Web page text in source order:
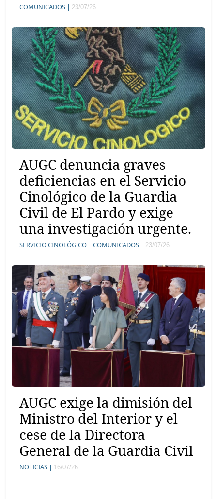
COMUNICADOS | 23/07/26
AUGC denuncia graves
deficiencias en el Servicio
Cinológico de la Guardia
Civil de El Pardo y exige
una investigación urgente.
SERVICIO CINOLÓGICO | COMUNICADOS | 23/07/26
AUGC exige la dimisión del
Ministro del Interior y el
cese de la Directora
General de la Guardia Civil
NOTICIAS | 16/07/26